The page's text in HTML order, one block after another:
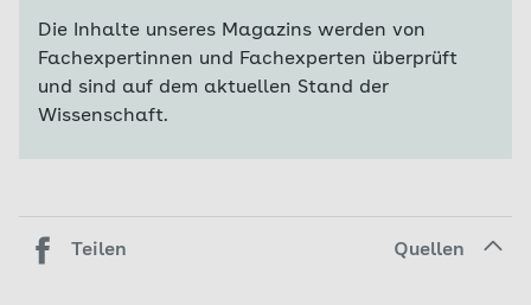
Die Inhalte unseres Magazins werden von
Fachexpertinnen und Fachexperten überprüft
und sind auf dem aktuellen Stand der
Wissenschaft.
Teilen Quellen